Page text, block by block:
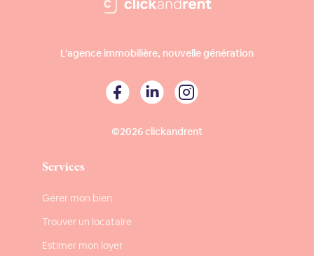
L'agence immobilière, nouvelle génération
©2026 clickandrent
Services
Gérer mon bien
Trouver un locataire
Estimer mon loyer